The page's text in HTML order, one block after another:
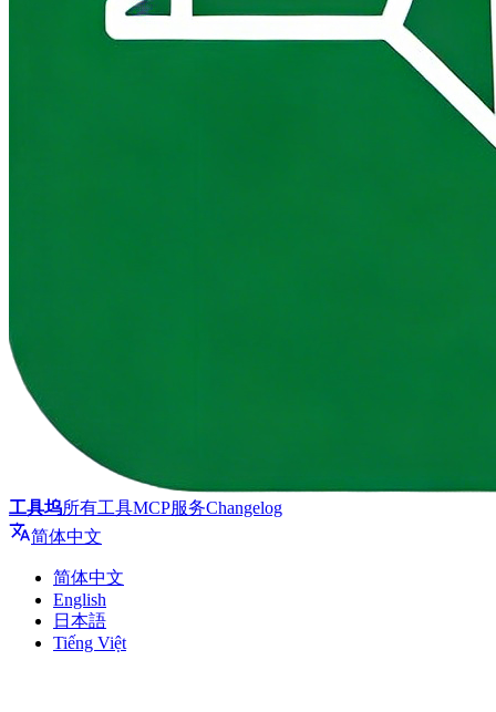
工具坞所有工具MCP服务Changelog
简体中文
简体中文
English
日本語
Tiếng Việt